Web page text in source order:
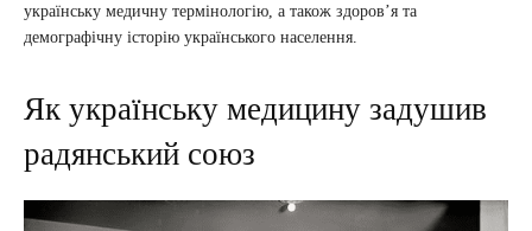
українську медичну термінологію, а також здоров’я та
демографічну історію українського населення.
Як українську медицину задушив
радянський союз